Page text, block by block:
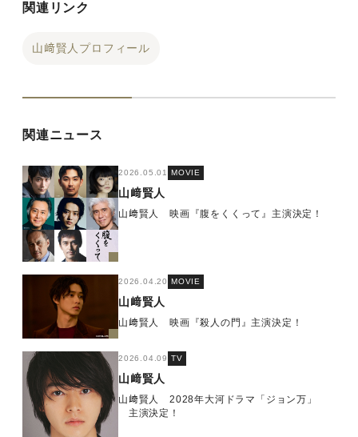
関連リンク
山﨑賢人プロフィール
関連ニュース
2026.05.01 MOVIE
山﨑賢人
山﨑賢人 映画『腹をくくって』主演決定！
2026.04.20 MOVIE
山﨑賢人
山﨑賢人 映画『殺人の門』主演決定！
2026.04.09 TV
山﨑賢人
山﨑賢人 2028年大河ドラマ「ジョン万」
主演決定！